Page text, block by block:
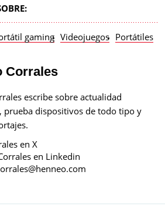
gaming Videojuegos Portátiles
Corrales
escribe sobre actualidad
prueba dispositivos de todo tipo y
en X
en Linkedin